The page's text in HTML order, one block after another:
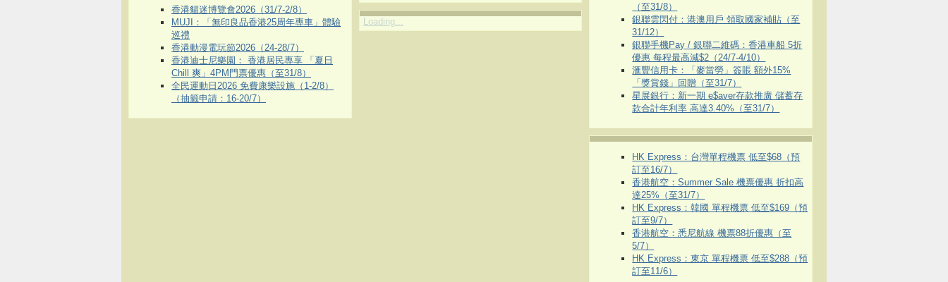
香港貓迷博覽會2026（31/7-2/8）
MUJI：「無印良品香港25周年專車」體驗
巡禮
香港動漫電玩節2026（24-28/7）
香港迪士尼樂園： 香港居民專享 「夏日
Chill 爽」4PM門票優惠（至31/8）
全民運動日2026 免費康樂設施（1-2/8）
（抽籤申請：16-20/7）
Loading...
（至31/8）
銀聯雲閃付：港澳用戶 領取國家補貼（至
31/12）
銀聯手機Pay / 銀聯二維碼：香港車船 5折
優惠 每程最高減$2（24/7-4/10）
滙豐信用卡：「麥當勞」簽賬 額外15%
「獎賞錢」回贈（至31/7）
星展銀行：新一期 e$aver存款推廣 儲蓄存
款合計年利率 高達3.40%（至31/7）
HK Express：台灣單程機票 低至$68（預
訂至16/7）
香港航空：Summer Sale 機票優惠 折扣高
達25%（至31/7）
HK Express：韓國 單程機票 低至$169（預
訂至9/7）
香港航空：悉尼航線 機票88折優惠（至
5/7）
HK Express：東京 單程機票 低至$288（預
訂至11/6）